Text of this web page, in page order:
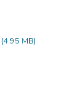
(4.95 MB)